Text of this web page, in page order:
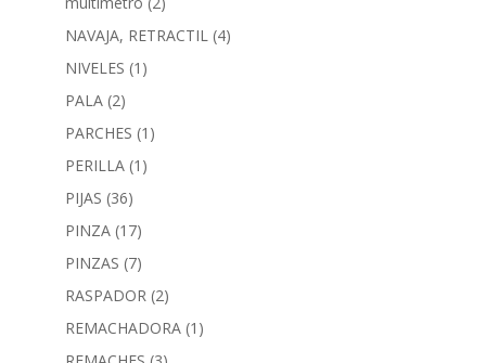
NAVAJA, RETRACTIL (4)
NIVELES (1)
PALA (2)
PARCHES (1)
PERILLA (1)
PIJAS (36)
PINZA (17)
PINZAS (7)
RASPADOR (2)
REMACHADORA (1)